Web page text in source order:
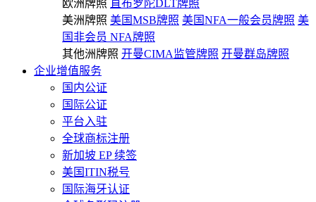
欧洲牌照 直布罗陀DLT牌照
美洲牌照 美国MSB牌照 美国NFA一般会员牌照 美
国非会员 NFA牌照
其他洲牌照 开曼CIMA监管牌照 开曼群岛牌照
企业增值服务
国内公证
国际公证
平台入驻
全球商标注册
新加坡 EP 续签
美国ITIN税号
国际海牙认证